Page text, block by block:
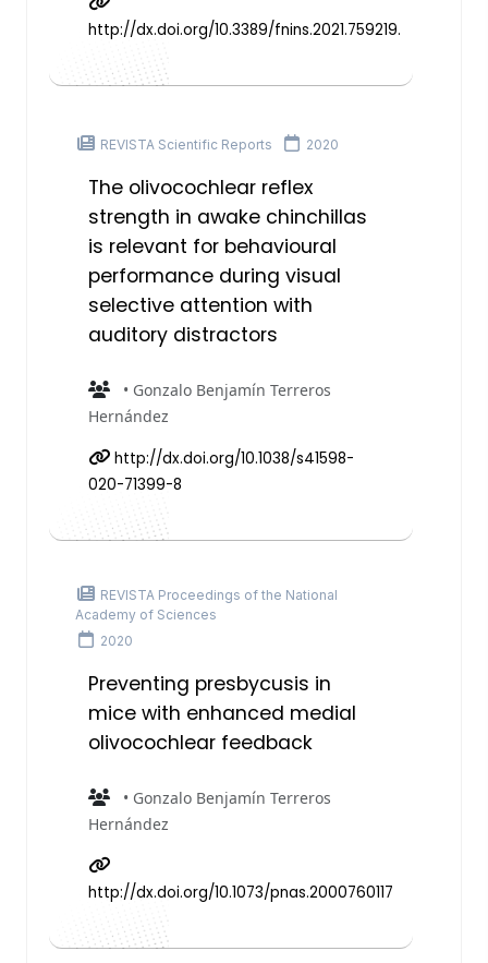
http://dx.doi.org/10.3389/fnins.2021.759219.
REVISTA Scientific Reports 2020
The olivocochlear reflex
strength in awake chinchillas
is relevant for behavioural
performance during visual
selective attention with
auditory distractors
• Gonzalo Benjamín Terreros
Hernández
http://dx.doi.org/10.1038/s41598-
020-71399-8
REVISTA Proceedings of the National
Academy of Sciences
2020
Preventing presbycusis in
mice with enhanced medial
olivocochlear feedback
• Gonzalo Benjamín Terreros
Hernández
http://dx.doi.org/10.1073/pnas.2000760117